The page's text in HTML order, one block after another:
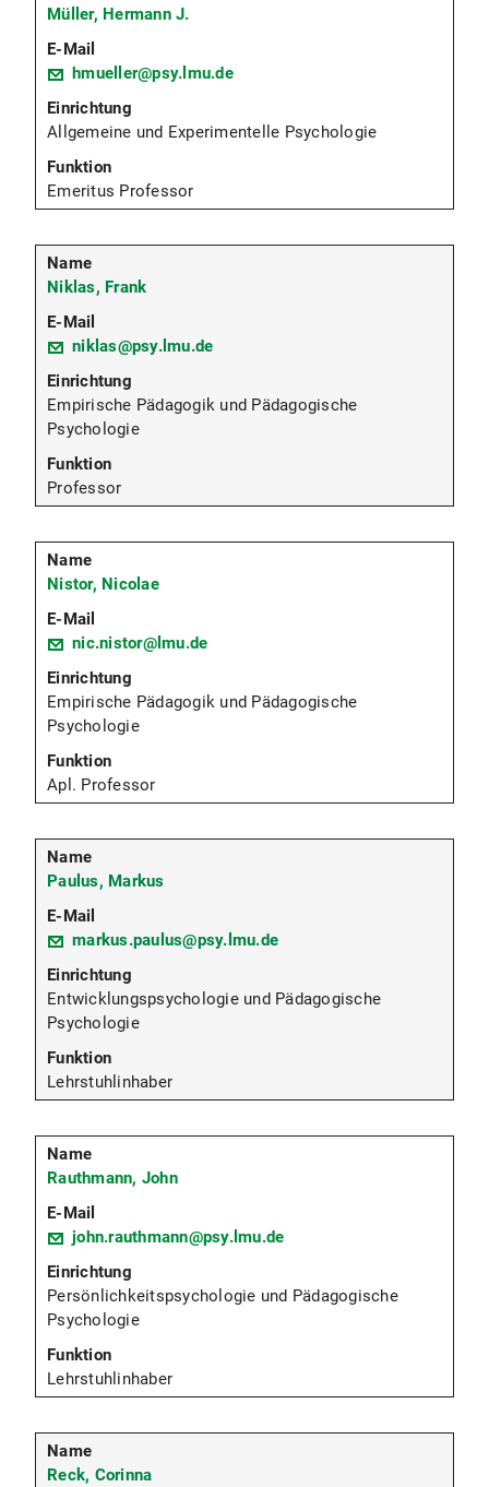
Müller, Hermann J.
hmueller@psy.lmu.de
Allgemeine und Experimentelle Psychologie
Emeritus Professor
Niklas, Frank
niklas@psy.lmu.de
Empirische Pädagogik und Pädagogische
Psychologie
Professor
Nistor, Nicolae
nic.nistor@lmu.de
Empirische Pädagogik und Pädagogische
Psychologie
Apl. Professor
Paulus, Markus
markus.paulus@psy.lmu.de
Entwicklungspsychologie und Pädagogische
Psychologie
Lehrstuhlinhaber
Rauthmann, John
john.rauthmann@psy.lmu.de
Persönlichkeitspsychologie und Pädagogische
Psychologie
Lehrstuhlinhaber
Reck, Corinna